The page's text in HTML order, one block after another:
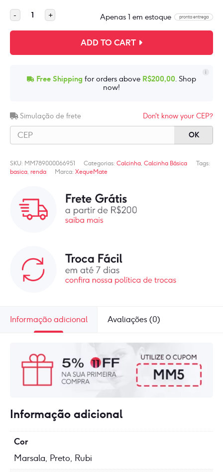
Apenas 1 em estoque
-
Calcinha
quantidade
+
ADD TO CART
Free Shipping for orders above R$200,00. Shop
now!
i
Simulação de frete
OK
Don't know your CEP?
SKU: MM789000066951 Categorias:Calcinha,Calcinha Básica
Tags:
basica, renda Marca:XequeMate
Informação adicional Avaliações (0)
Informação adicional
Cor
Marsala, Preto, Rubi